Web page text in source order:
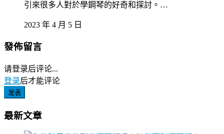
引來很多人對於學鋼琴的好奇和探討。…
2023 年 4 月 5 日
發佈留言
请登录后评论...
登录后才能评论
发表
最新文章